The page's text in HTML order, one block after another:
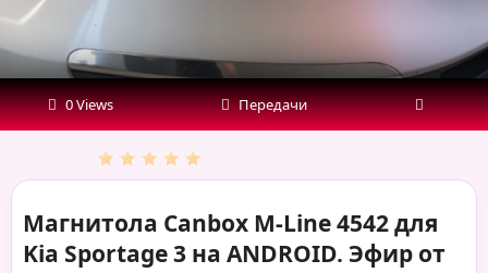
3
на
ANDROID.
Эфир
07.08.23
0 Views Передачи
Магнитола Canbox M-Line 4542 для
Kia Sportage 3 на ANDROID. Эфир от